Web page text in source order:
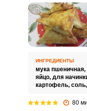
ИНГРЕДИЕНТЫ
мука пшеничная,
яйцо, для
картофель, соль,
80